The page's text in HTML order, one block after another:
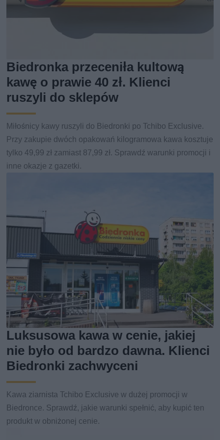
Biedronka przeceniła kultową
kawę o prawie 40 zł. Klienci
ruszyli do sklepów
Miłośnicy kawy ruszyli do Biedronki po Tchibo Exclusive.
Przy zakupie dwóch opakowań kilogramowa kawa kosztuje
tylko 49,99 zł zamiast 87,99 zł. Sprawdź warunki promocji i
inne okazje z gazetki.
Luksusowa kawa w cenie, jakiej
nie było od bardzo dawna. Klienci
Biedronki zachwyceni
Kawa ziarnista Tchibo Exclusive w dużej promocji w
Biedronce. Sprawdź, jakie warunki spełnić, aby kupić ten
produkt w obniżonej cenie.